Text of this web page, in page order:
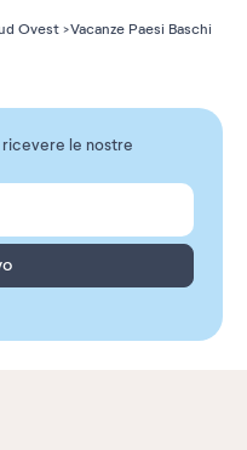
Ovest Vacanze Paesi Baschi
le nostre